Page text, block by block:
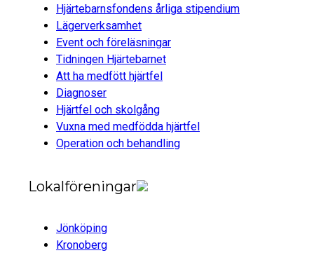
Hjärtebarnsfondens årliga stipendium
Lägerverksamhet
Event och föreläsningar
Tidningen Hjärtebarnet
Att ha medfött hjärtfel
Diagnoser
Hjärtfel och skolgång
Vuxna med medfödda hjärtfel
Operation och behandling
Lokalföreningar
Jönköping
Kronoberg